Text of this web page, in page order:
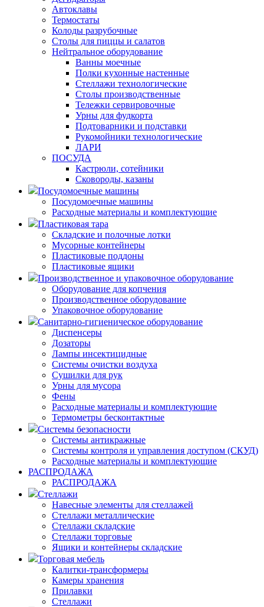
Автоклавы
Термостаты
Колоды разрубочные
Столы для пиццы и салатов
Нейтральное оборудование
Ванны моечные
Полки кухонные настенные
Стеллажи технологические
Столы производственные
Тележки сервировочные
Урны для фудкорта
Подтоварники и подставки
Рукомойники технологические
ЛАРИ
ПОСУДА
Кастрюли, сотейники
Сковороды, казаны
Посудомоечные машины
Посудомоечные машины
Расходные материалы и комплектующие
Пластиковая тара
Складские и полочные лотки
Мусорные контейнеры
Пластиковые поддоны
Пластиковые ящики
Производственное и упаковочное оборудование
Оборудование для копчения
Производственное оборудование
Упаковочное оборудование
Санитарно-гигиеническое оборудование
Диспенсеры
Дозаторы
Лампы инсектицидные
Системы очистки воздуха
Сушилки для рук
Урны для мусора
Фены
Расходные материалы и комплектующие
Термометры бесконтактные
Системы безопасности
Системы антикражные
Системы контроля и управления доступом (СКУД)
Расходные материалы и комплектующие
РАСПРОДАЖА
РАСПРОДАЖА
Стеллажи
Навесные элементы для стеллажей
Стеллажи металлические
Стеллажи складские
Стеллажи торговые
Ящики и контейнеры складские
Торговая мебель
Калитки-трансформеры
Камеры хранения
Прилавки
Стеллажи